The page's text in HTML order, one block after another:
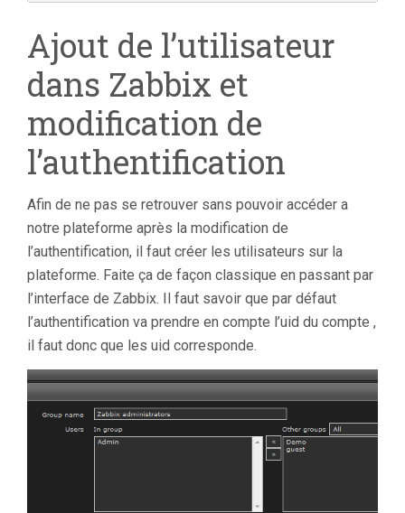
Ajout de l’utilisateur
dans Zabbix et
modification de
l’authentification
Afin de ne pas se retrouver sans pouvoir accéder a
notre plateforme après la modification de
l’authentification, il faut créer les utilisateurs sur la
plateforme. Faite ça de façon classique en passant par
l’interface de Zabbix. Il faut savoir que par défaut
l’authentification va prendre en compte l’uid du compte ,
il faut donc que les uid corresponde.